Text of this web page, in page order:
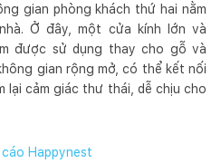
gian phòng khách thứ hai nằm
Ở đây, một cửa kính lớn và
được sử dụng thay cho gỗ và
gian rộng mở, có thể kết nối
lại cảm giác thư thái, dễ chịu cho